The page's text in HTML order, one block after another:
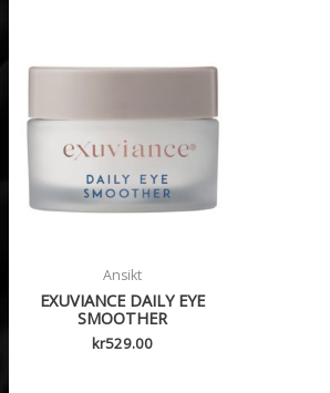
Ansikt
EXUVIANCE DAILY EYE
SMOOTHER
kr529.00